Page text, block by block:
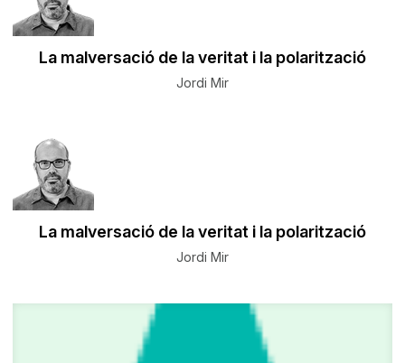
La malversació de la veritat i la polarització
Jordi Mir
La malversació de la veritat i la polarització
Jordi Mir